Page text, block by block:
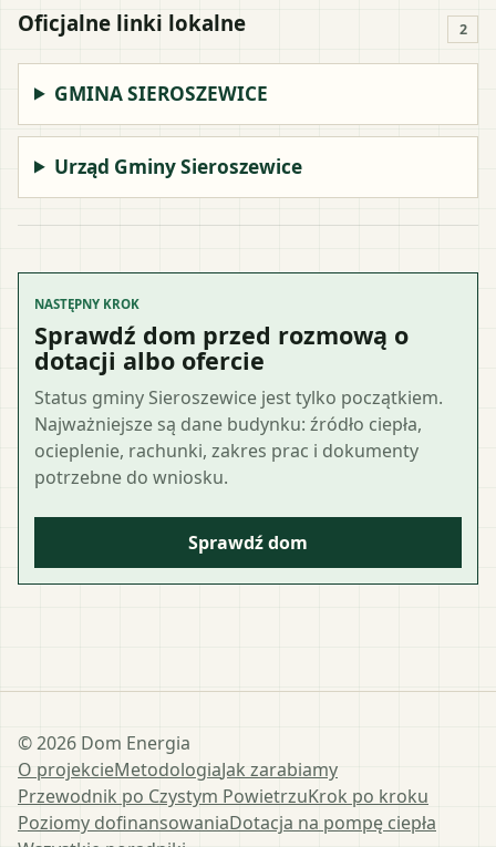
Oficjalne linki lokalne 2
GMINA SIEROSZEWICE
Urząd Gminy Sieroszewice
NASTĘPNY KROK
Sprawdź dom przed rozmową o
dotacji albo ofercie
Status gminy Sieroszewice jest tylko początkiem.
Najważniejsze są dane budynku: źródło ciepła,
ocieplenie, rachunki, zakres prac i dokumenty
potrzebne do wniosku.
Sprawdź dom
©2026 Dom Energia
O projekcieMetodologiaJak zarabiamy
Przewodnik po Czystym PowietrzuKrok po kroku
Poziomy dofinansowaniaDotacja na pompę ciepła